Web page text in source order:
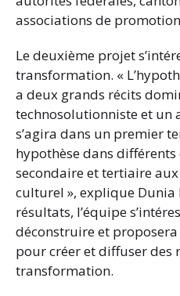
associations de
Le deuxième projet
transformation. «
a deux grands récits
technosolutionniste et un
s’agira dans un premier
hypothèse dans
secondaire et tertiaire
culturel », explique Dunia
résultats, l’équipe
déconstruire et
pour créer et diffuser des
transformation.